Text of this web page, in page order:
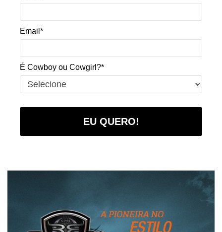
Email*
É Cowboy ou Cowgirl?*
EU QUERO!